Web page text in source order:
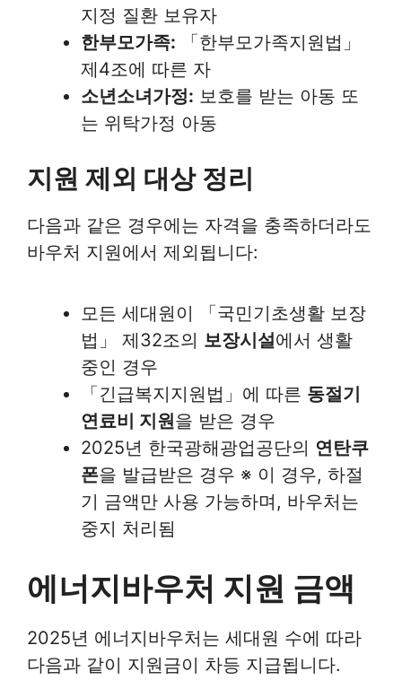
지정 질환 보유자
한부모가족: 「한부모가족지원법」
제4조에 따른 자
소년소녀가정: 보호를 받는 아동 또
는 위탁가정 아동
지원 제외 대상 정리
다음과 같은 경우에는 자격을 충족하더라도
바우처 지원에서 제외됩니다:
모든 세대원이 「국민기초생활 보장
법」 제32조의 보장시설에서 생활
중인 경우
「긴급복지지원법」에 따른 동절기
연료비 지원을 받은 경우
2025년 한국광해광업공단의 연탄쿠
폰을 발급받은 경우 ※ 이 경우, 하절
기 금액만 사용 가능하며, 바우처는
중지 처리됨
에너지바우처 지원 금액
2025년 에너지바우처는 세대원 수에 따라
다음과 같이 지원금이 차등 지급됩니다.